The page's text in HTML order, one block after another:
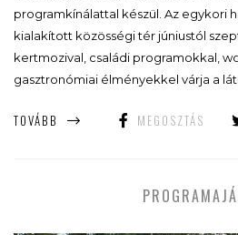
programkínálattal készül. Az egykori
kialakított közösségi tér júniustól
kertmozival, családi programokkal,
gasztronómiai élményekkel várja a
TOVÁBB MEGOSZTÁS